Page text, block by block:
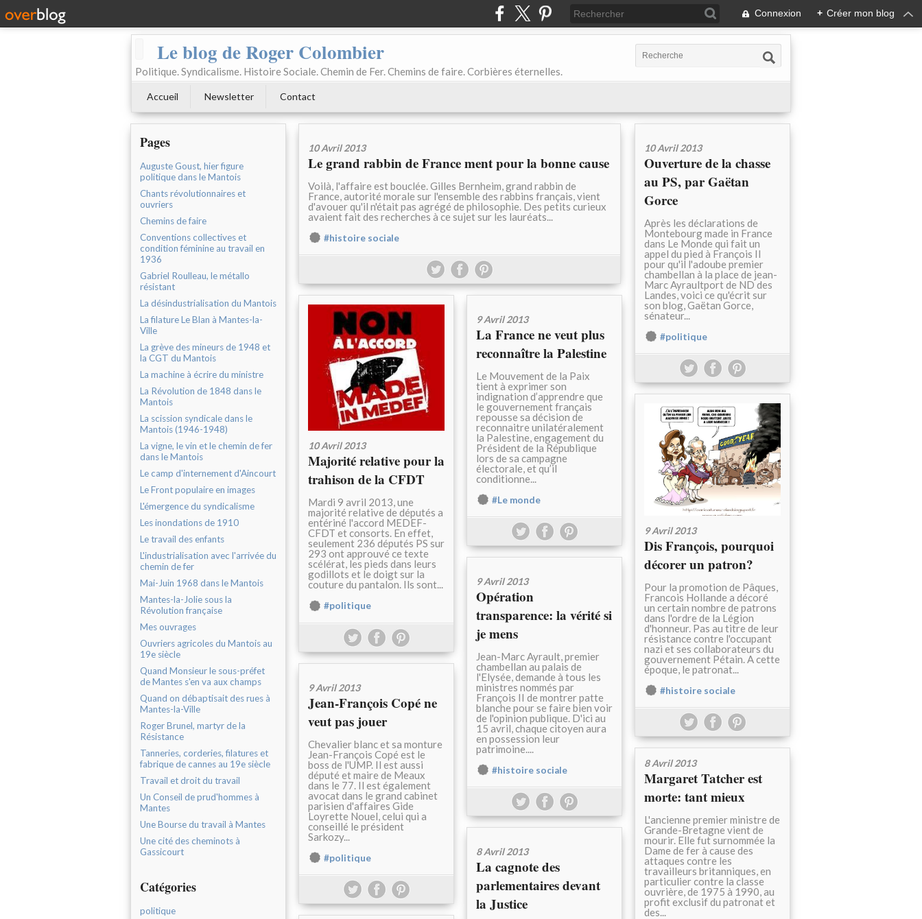
Connexion + Créer mon blog
Le blog de Roger Colombier
Politique. Syndicalisme. Histoire Sociale. Chemin de Fer. Chemins de faire. Corbières éternelles.
Accueil Newsletter Contact
Pages
Auguste Goust, hier figure
politique dans le Mantois
Chants révolutionnaires et
ouvriers
Chemins de faire
Conventions collectives et
condition féminine au travail en
1936
Gabriel Roulleau, le métallo
résistant
La désindustrialisation du Mantois
La filature Le Blan à Mantes-la-
Ville
La grève des mineurs de 1948 et
la CGT du Mantois
La machine à écrire du ministre
La Révolution de 1848 dans le
Mantois
La scission syndicale dans le
Mantois (1946-1948)
La vigne, le vin et le chemin de fer
dans le Mantois
Le camp d'internement d'Aincourt
Le Front populaire en images
L'émergence du syndicalisme
Les inondations de 1910
Le travail des enfants
L'industrialisation avec l'arrivée du
chemin de fer
Mai-Juin 1968 dans le Mantois
Mantes-la-Jolie sous la
Révolution française
Mes ouvrages
Ouvriers agricoles du Mantois au
19e siècle
Quand Monsieur le sous-préfet
de Mantes s'en va aux champs
Quand on débaptisait des rues à
Mantes-la-Ville
Roger Brunel, martyr de la
Résistance
Tanneries, corderies, filatures et
fabrique de cannes au 19e siècle
Travail et droit du travail
Un Conseil de prud'hommes à
Mantes
Une Bourse du travail à Mantes
Une cité des cheminots à
Gassicourt
Catégories
politique
10 Avril 2013
Le grand rabbin de France ment pour la bonne cause
Voilà, l'affaire est bouclée. Gilles Bernheim, grand rabbin de
France, autorité morale sur l'ensemble des rabbins français, vient
d'avouer qu'il n'était pas agrégé de philosophie. Des petits curieux
avaient fait des recherches à ce sujet sur les lauréats...
#histoire sociale
10 Avril 2013
Ouverture de la chasse
au PS, par Gaëtan
Gorce
Après les déclarations de
Montebourg made in France
dans Le Monde qui fait un
appel du pied à François II
pour qu'il l'adoube premier
chambellan à la place de jean-
Marc Ayraultport de ND des
Landes, voici ce qu'écrit sur
son blog, Gaëtan Gorce,
sénateur...
#politique
10 Avril 2013
Majorité relative pour la
trahison de la CFDT
Mardi 9 avril 2013, une
majorité relative de députés a
entériné l'accord MEDEF-
CFDT et consorts. En effet,
seulement 236 députés PS sur
293 ont approuvé ce texte
scélérat, les pieds dans leurs
godillots et le doigt sur la
couture du pantalon. Ils sont...
#politique
9 Avril 2013
La France ne veut plus
reconnaître la Palestine
Le Mouvement de la Paix
tient à exprimer son
indignation d’apprendre que
le gouvernement français
repousse sa décision de
reconnaitre unilatéralement
la Palestine, engagement du
Président de la République
lors de sa campagne
électorale, et qu’il
conditionne...
#Le monde
9 Avril 2013
Dis François, pourquoi
décorer un patron?
Pour la promotion de Pâques,
Francois Hollande a décoré
un certain nombre de patrons
dans l'ordre de la Légion
d'honneur. Pas au titre de leur
résistance contre l'occupant
nazi et ses collaborateurs du
gouvernement Pétain. A cette
époque, le patronat...
#histoire sociale
9 Avril 2013
Opération
transparence: la vérité si
je mens
Jean-Marc Ayrault, premier
chambellan au palais de
l'Elysée, demande à tous les
ministres nommés par
François II de montrer patte
blanche pour se faire bien voir
de l'opinion publique. D'ici au
15 avril, chaque citoyen aura
en possession leur
patrimoine....
#histoire sociale
9 Avril 2013
Jean-François Copé ne
veut pas jouer
Chevalier blanc et sa monture
Jean-François Copé est le
boss de l'UMP. Il est aussi
député et maire de Meaux
dans le 77. Il est également
avocat dans le grand cabinet
parisien d'affaires Gide
Loyrette Nouel, celui qui a
conseillé le président
Sarkozy...
#politique
8 Avril 2013
Margaret Tatcher est
morte: tant mieux
L'ancienne premier ministre de
Grande-Bretagne vient de
mourir. Elle fut surnommée la
Dame de fer à cause des
attaques contre les
travailleurs britanniques, en
particulier contre la classe
ouvrière, de 1975 à 1990, au
profit exclusif du patronat et
des...
8 Avril 2013
La cagnote des
parlementaires devant
la Justice